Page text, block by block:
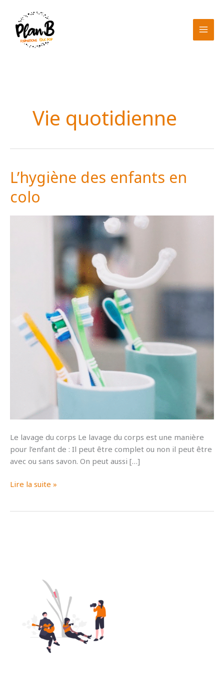
contenu
Vie quotidienne
L’hygiène des enfants en
colo
Le lavage du corps Le lavage du corps est une manière
pour l’enfant de : Il peut être complet ou non il peut être
avec ou sans savon. On peut aussi […]
L’hygiène
Lire la suite »